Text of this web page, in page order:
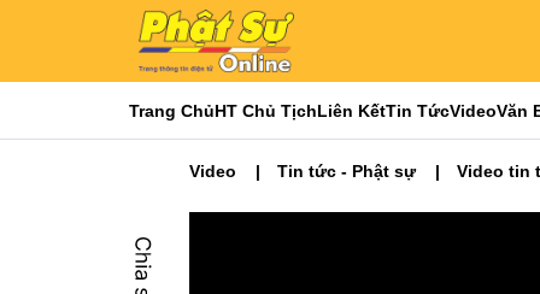
Trang ChủHT Chủ TịchLiên KếtTin TứcVideoVăn
Video Tin tức - Phật sự Video tin